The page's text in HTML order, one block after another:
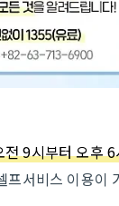
전 9시부터 오후
프서비스 이용이